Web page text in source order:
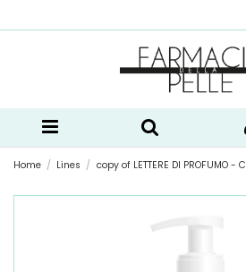
Home Lines copy of LETTERE DI PROFUMO - C